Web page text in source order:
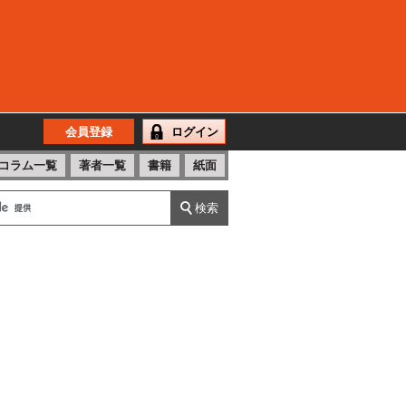
会員登録 ログイン
コラム一覧 著者一覧 書籍 紙面